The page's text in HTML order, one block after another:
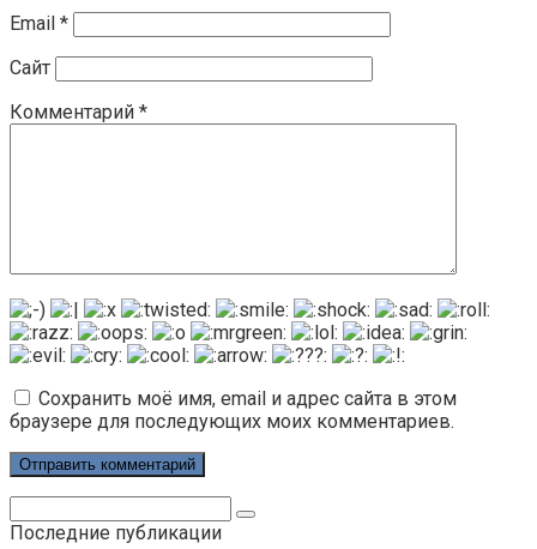
Email *
Сайт
Комментарий *
Сохранить моё имя, email и адрес сайта в этом
браузере для последующих моих комментариев.
Последние публикации